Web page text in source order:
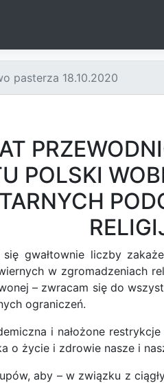
pasterza 18.10.2020
POLSKI
gwałtownie liczby
w zgromadzeniach
– zwracam się do
ograniczeń.
i nałożone
o życie i zdrowie nasze i
aby – w związku z